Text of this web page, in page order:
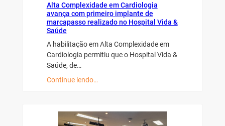
Alta Complexidade em Cardiologia
avança com primeiro implante de
marcapasso realizado no Hospital Vida &
Saúde
A habilitação em Alta Complexidade em
Cardiologia permitiu que o Hospital Vida &
Saúde, de…
Continue lendo…